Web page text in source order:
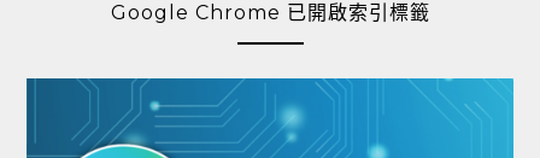
Google Chrome 已開啟索引標籤